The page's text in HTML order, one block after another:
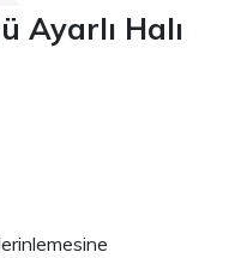
Ayarlı Halı